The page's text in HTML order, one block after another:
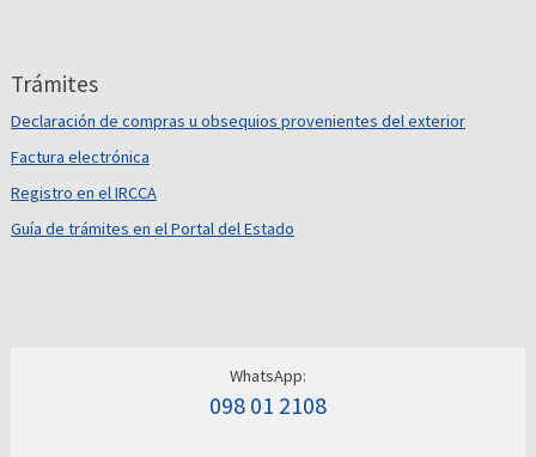
Trámites
Declaración de compras u obsequios provenientes del exterior
Factura electrónica
Registro en el IRCCA
Guía de trámites en el Portal del Estado
WhatsApp:
098 01 2108